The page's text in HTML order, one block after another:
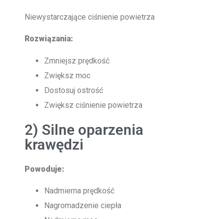
Niewystarczające ciśnienie powietrza
Rozwiązania:
Zmniejsz prędkość
Zwiększ moc
Dostosuj ostrość
Zwiększ ciśnienie powietrza
2) Silne oparzenia
krawędzi
Powoduje:
Nadmierna prędkość
Nagromadzenie ciepła